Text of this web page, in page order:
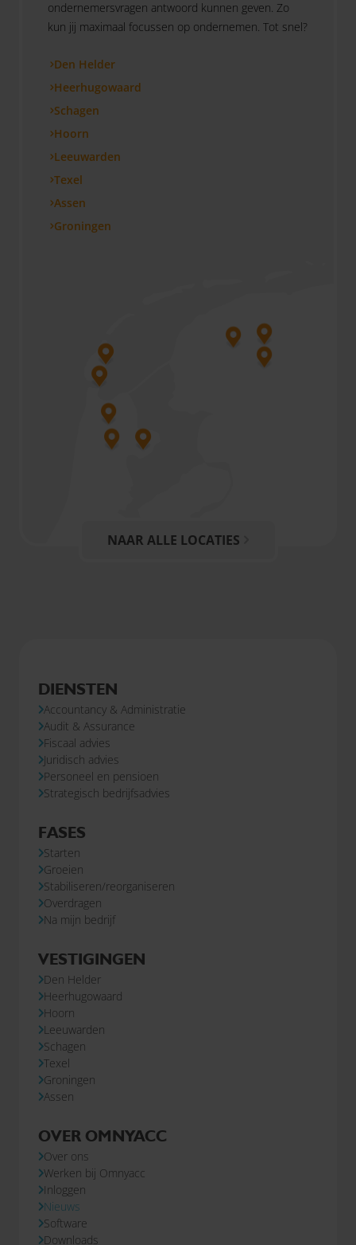
ondernemersvragen antwoord kunnen geven. Zo
kun jij maximaal focussen op ondernemen. Tot snel?
Den Helder
Heerhugowaard
Schagen
Hoorn
Leeuwarden
Texel
Assen
Groningen
NAAR ALLE LOCATIES
DIENSTEN
Accountancy & Administratie
Audit & Assurance
Fiscaal advies
Juridisch advies
Personeel en pensioen
Strategisch bedrijfsadvies
FASES
Starten
Groeien
Stabiliseren/reorganiseren
Overdragen
Na mijn bedrijf
VESTIGINGEN
Den Helder
Heerhugowaard
Hoorn
Leeuwarden
Schagen
Texel
Groningen
Assen
OVER OMNYACC
Over ons
Werken bij Omnyacc
Inloggen
Nieuws
Software
Downloads